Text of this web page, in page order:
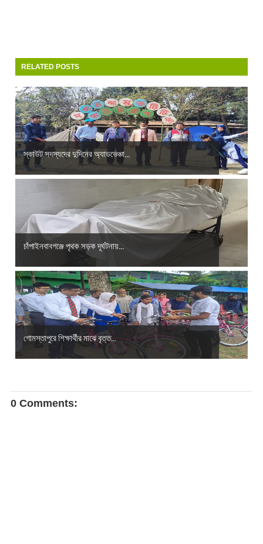
RELATED POSTS
স্কাউট সদস্যদের দুদিনের অ্যাডভেঞ্চা...
চাঁপাইনবাবগঞ্জে পৃথক সড়ক দূর্ঘটনায়...
গোমস্তাপুরে শিক্ষার্থীর মাঝে বৃত্ত...
0 Comments: